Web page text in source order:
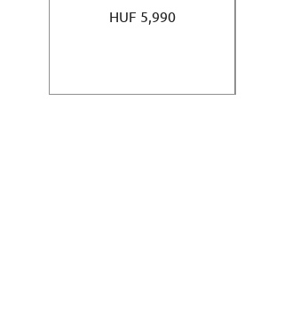
Price
HUF 5,990